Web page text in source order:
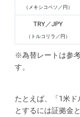
（メキシコペソ／円）
TRY／JPY
（トルコリラ／円）
※為替レートは参
す。
たとえば、「1米
とするには証拠金